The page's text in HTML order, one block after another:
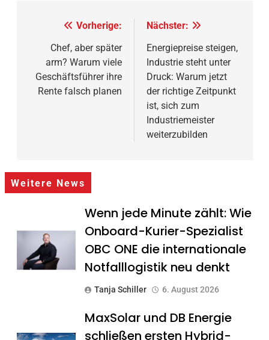
Beitragsnavigation
Vorherige:
Chef, aber später
arm? Warum viele
Geschäftsführer ihre
Rente falsch planen
Nächster:
Energiepreise steigen,
Industrie steht unter
Druck: Warum jetzt
der richtige Zeitpunkt
ist, sich zum
Industriemeister
weiterzubilden
Weitere News
Wenn jede Minute zählt: Wie
Onboard-Kurier-Spezialist
OBC ONE die internationale
Notfalllogistik neu denkt
Tanja Schiller 6. August 2026
MaxSolar und DB Energie
schließen ersten Hybrid-